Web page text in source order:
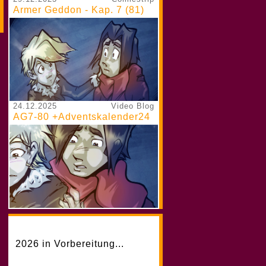
Armer Geddon - Kap. 7 (81)
24.12.2025 Video Blog
AG7-80 +Adventskalender24
2026 in Vorbereitung...